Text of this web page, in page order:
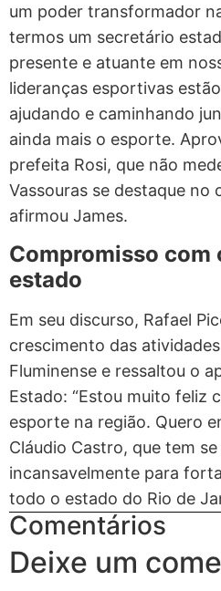
um poder transformador
termos um secretário
presente e atuante em
lideranças esportivas
ajudando e caminhando
ainda mais o esporte.
prefeita Rosi, que não
Vassouras se destaque no
afirmou James.
Compromisso com
estado
Em seu discurso, Rafael
crescimento das
Fluminense e ressaltou o
Estado: “Estou muito feliz
esporte na região. Quero
Cláudio Castro, que tem
incansavelmente para
todo o estado do Rio de
Comentários
Deixe um